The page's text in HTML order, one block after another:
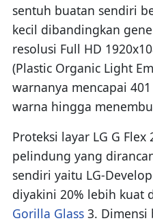
sentuh buatan sendiri
kecil dibandingkan
resolusi Full HD
(Plastic Organic Light
warnanya mencapai
warna hingga
Proteksi layar LG G
pelindung yang
sendiri yaitu LG-
diyakini 20% lebih kuat
Gorilla Glass3. Dimensi